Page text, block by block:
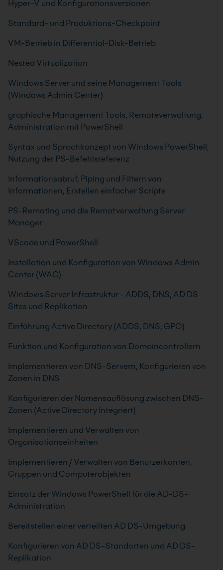
Hyper-V und Konfigurationsversionen
Standard- und Produktions-Checkpoint
VM-Betrieb in Differential-Disk-Betrieb
Nested Virtualization
Windows Server und seine Management Tools
(Windows Admin Center)
graphische Management Tools, Remoteverwaltung,
Administration mit PowerShell
Syntax und Sprachkonzept von Windows PowerShell,
Nutzung der PS-Befehlsreferenz
Informationsabruf, Piping und Filtern von
Informationen, Erstellen einfacher Scripte
PS-Remoting und die Remotverwaltung Server
Manager
VScode und PowerShell
Installation und Konfiguration von Windows Admin
Center (WAC)
Windows Server Infrastruktur - ADDS, DNS, AD DS
Sites und Replikation
Einführung Active Directory (ADDS, DNS, GPO)
Funktion und Konfiguration von Domaincontrollern
Implementieren von DNS-Servern, Konfigurieren von
Zonen in DNS
Konfigurieren der Namensauflösung zwischen DNS-
Zonen (Active Directory Integriert)
Implementieren und Verwalten von
Organisationseinheiten
Implementieren / Verwalten von Benutzerkonten,
Gruppen und Computerobjekten
Einsatz der Windows PowerShell für die AD-DS-
Administration
Bereitstellen einer verteilten AD DS-Umgebung
Konfigurieren von AD DS-Standorten und AD DS-
Replikation